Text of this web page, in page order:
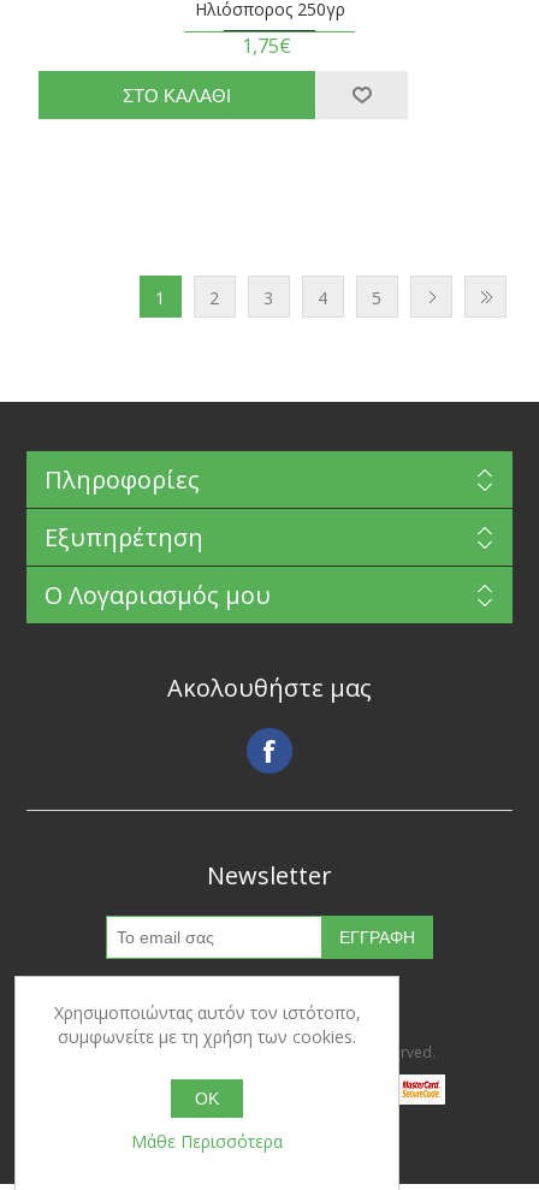
Ηλιόσπορος 250γρ
1,75€
1 2 3 4 5
Πληροφορίες
Εξυπηρέτηση
Ο Λογαριασμός μου
Ακολουθήστε μας
Newsletter
Copyright © 2026 Ypertrofes. All rights reserved.
Powered bynopCommerce
Χρησιμοποιώντας αυτόν τον ιστότοπο,
συμφωνείτε με τη χρήση των cookies.
OK
Μάθε Περισσότερα